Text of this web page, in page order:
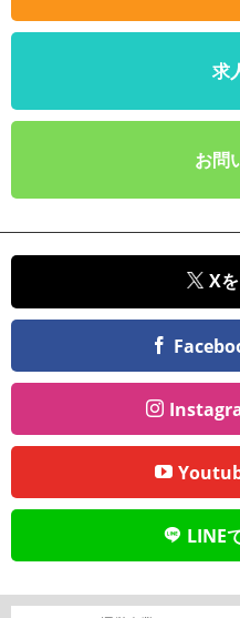
求
お問
X
LINE